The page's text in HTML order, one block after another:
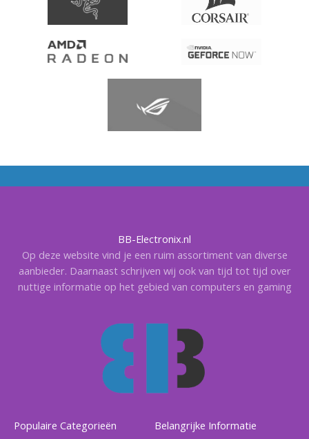
BB-Electronix.nl
Op deze website vind je een ruim assortiment van diverse
aanbieder. Daarnaast schrijven wij ook van tijd tot tijd over
nuttige informatie op het gebied van computers en gaming
Populaire Categorieën Belangrijke Informatie